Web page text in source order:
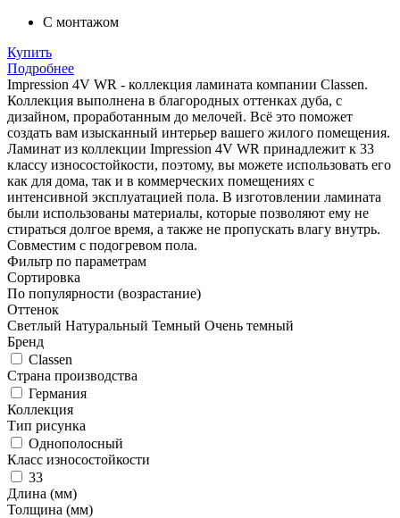
С монтажом
Купить
Подробнее
Impression 4V WR - коллекция ламината компании Classen.
Коллекция выполнена в благородных оттенках дуба, с
дизайном, проработанным до мелочей. Всё это поможет
создать вам изысканный интерьер вашего жилого помещения.
Ламинат из коллекции Impression 4V WR принадлежит к 33
классу износостойкости, поэтому, вы можете использовать его
как для дома, так и в коммерческих помещениях с
интенсивной эксплуатацией пола. В изготовлении ламината
были использованы материалы, которые позволяют ему не
стираться долгое время, а также не пропускать влагу внутрь.
Совместим с подогревом пола.
Фильтр по параметрам
Сортировка
По популярности (возрастание)
Оттенок
Светлый Натуральный Темный Очень темный
Бренд
Classen
Страна производства
Германия
Коллекция
Тип рисунка
Однополосный
Класс износостойкости
33
Длина (мм)
Толщина (мм)